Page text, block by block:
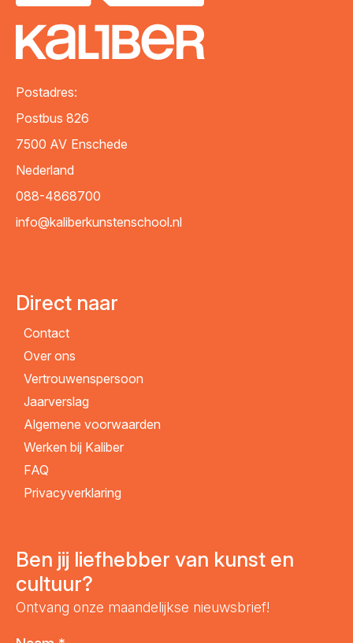
Postadres:
Postbus 826
7500 AV Enschede
Nederland
088-4868700
info@kaliberkunstenschool.nl
Direct naar
Contact
Over ons
Vertrouwenspersoon
Jaarverslag
Algemene voorwaarden
Werken bij Kaliber
FAQ
Privacyverklaring
Ben jij liefhebber van kunst en
cultuur?
Ontvang onze maandelijkse nieuwsbrief!